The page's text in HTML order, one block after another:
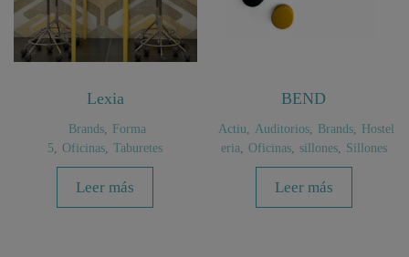
Lexia
Brands
Forma
5
Oficinas Taburetes
Leer más
BEND
Actiu Auditorios, Brands,
Hostel
eria
Oficinas, sillones, Sillones
Leer más